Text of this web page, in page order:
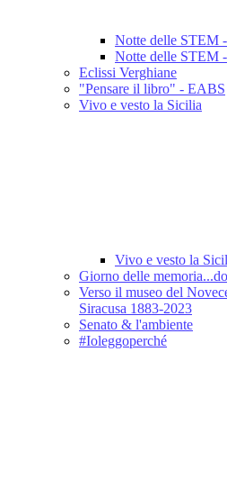
Notte delle STEM
Notte delle STEM
Eclissi Verghiane
"Pensare il libro" - EABS
Vivo e vesto la Sicilia
Vivo e vesto la
Giorno delle
Verso il museo del
Siracusa 1883-2023
Senato & l'ambiente
#Ioleggoperché